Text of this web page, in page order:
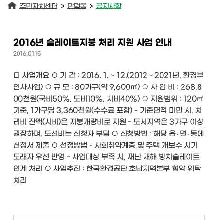
주민자치센터 > 만덕동 > 공지사항
2016년 슬레이트지붕 처리 지원 사업 안내
2016.01.15
□ 사업개요 ○ 기 간 : 2016. 1. ~ 12.(2012～2021년, 환경부
연차사업) ○ 규 모 : 80가구(약 9,600㎡) ○ 사 업 비 : 268,8
00천원(국비50%, 도비10%, 시비40%) ○ 지원범위 : 120㎡
기준, 1가구당 3,360천원(수수료 포함) - 기준면적 미만 시, 처
리비 잔액(시비)은 지붕개량비로 지원 - 도서지역은 3가구 이상
권장하며, 도선비는 신청자 부담 ○ 신청방법 : 해당 읍․면․동에
신청서 제출 ○ 선정방법 - 사회취약계층 및 주택 개보수 시기
도래자 우선 반영 - 사업대상 부족 시, 재난 재해 방치슬레이트
연계 처리 ○ 사업추진 : 한국환경공단 호남지역본부 협약 위탁
처리